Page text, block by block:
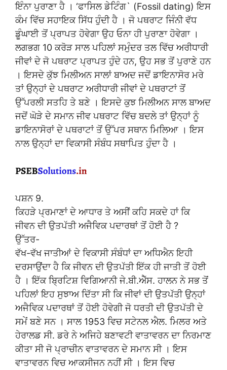
ਇੰਨਾ ਪੁਰਾਣਾ ਹੈ । ‘ਫਾਸਿਲ ਡੇਟਿੰਗ` (Fossil dating) ਇਸ
ਕੰਮ ਵਿੱਚ ਸਹਾਇਕ ਸਿੱਧ ਹੁੰਦੀ ਹੈ । ਜੋ ਪਥਰਾਟ ਜਿੰਨੀ ਵੱਧ
ਡੂੰਘਾਈ ਤੋਂ ਪ੍ਰਾਪਤ ਹੋਵੇਗਾ ਉਹ ਓਨਾ ਹੀ ਪੁਰਾਣਾ ਹੋਵੇਗਾ ।
ਲਗਭਗ 10 ਕਰੋੜ ਸਾਲ ਪਹਿਲਾਂ ਸਮੁੰਦਰ ਤਲ ਵਿੱਚ ਅਰੀਧਾਰੀ
ਜੀਵਾਂ ਦੇ ਜੋ ਪਥਰਾਟ ਪ੍ਰਾਪਤ ਹੁੰਦੇ ਹਨ, ਉਹ ਸਭ ਤੋਂ ਪੁਰਾਣੇ ਹਨ
। ਇਸਦੇ ਕੁੱਝ ਮਿਲੀਅਨ ਸਾਲਾਂ ਬਾਅਦ ਜਦੋਂ ਡਾਇਨਾਸੋਰ ਮਰੇ
ਤਾਂ ਉਨ੍ਹਾਂ ਦੇ ਪਥਰਾਟ ਅਰੀਧਾਰੀ ਜੀਵਾਂ ਦੇ ਪਥਰਾਟਾਂ ਤੋਂ
ਉੱਪਰਲੀ ਸਤਹਿ ਤੇ ਬਣੇ । ਇਸਦੇ ਕੁਝ ਮਿਲੀਅਨ ਸਾਲ ਬਾਅਦ
ਜਦੋਂ ਘੋੜੇ ਦੇ ਸਮਾਨ ਜੀਵ ਪਥਰਾਟ ਵਿੱਚ ਬਦਲੇ ਤਾਂ ਉਨ੍ਹਾਂ ਨੂੰ
ਡਾਇਨਾਸੋਰਾਂ ਦੇ ਪਥਰਾਟਾਂ ਤੋਂ ਉੱਪਰ ਸਥਾਨ ਮਿਲਿਆ । ਇਸ
ਨਾਲ ਉਨ੍ਹਾਂ ਦਾ ਵਿਕਾਸੀ ਸੰਬੰਧ ਸਥਾਪਿਤ ਹੁੰਦਾ ਹੈ ।
ਪਸ਼ਨ 9.
ਕਿਹੜੇ ਪ੍ਰਮਾਣਾਂ ਦੇ ਆਧਾਰ ਤੇ ਅਸੀਂ ਕਹਿ ਸਕਦੇ ਹਾਂ ਕਿ
ਜੀਵਨ ਦੀ ਉਤਪੱਤੀ ਅਜੈਵਿਕ ਪਦਾਰਥਾਂ ਤੋਂ ਹੋਈ ਹੈ ?
ਉੱਤਰ-
ਵੱਖ-ਵੱਖ ਜਾਤੀਆਂ ਦੇ ਵਿਕਾਸੀ ਸੰਬੰਧਾਂ ਦਾ ਅਧਿਐਨ ਇਹੀ
ਦਰਸਾਉਂਦਾ ਹੈ ਕਿ ਜੀਵਨ ਦੀ ਉਤਪੱਤੀ ਇੱਕ ਹੀ ਜਾਤੀ ਤੋਂ ਹੋਈ
ਹੈ । ਇੱਕ ਬ੍ਰਿਟਿਸ਼ ਵਿਗਿਆਨੀ ਜੇ.ਬੀ.ਐੱਸ. ਹਾਲਨ ਨੇ ਸਭ ਤੋਂ
ਪਹਿਲਾਂ ਇਹ ਸੁਝਾਅ ਦਿੱਤਾ ਸੀ ਕਿ ਜੀਵਾਂ ਦੀ ਉਤਪੱਤੀ ਉਨ੍ਹਾਂ
ਅਜੈਵਿਕ ਪਦਾਰਥਾਂ ਤੋਂ ਹੋਈ ਹੋਵੇਗੀ ਜੋ ਧਰਤੀ ਦੀ ਉਤਪੱਤੀ ਦੇ
ਸਮੇਂ ਬਣੇ ਸਨ । ਸਾਲ 1953 ਵਿਚ ਸਟੇਨਲ ਐਲ. ਮਿਲਰ ਅਤੇ
ਹੇਰਾਲਡ ਸੀ. ਡਰੇ ਨੇ ਅਜਿਹੇ ਬਣਾਵਟੀ ਵਾਤਾਵਰਨ ਦਾ ਨਿਰਮਾਣ
ਕੀਤਾ ਸੀ ਜੋ ਪ੍ਰਾਚੀਨ ਵਾਤਾਵਰਨ ਦੇ ਸਮਾਨ ਸੀ । ਇਸ
ਵਾਤਾਵਰਨ ਵਿਚ ਆਕਸੀਜਨ ਨਹੀਂ ਸੀ । ਇਸ ਵਿਚ